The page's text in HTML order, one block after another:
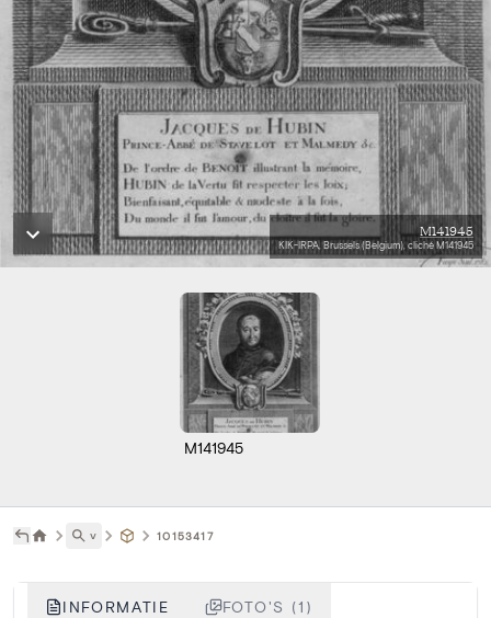
M141945
KIK-IRPA, Brussels (Belgium), cliché M141945
M141945
˅ 10153417
INFORMATIE FOTO'S (1)